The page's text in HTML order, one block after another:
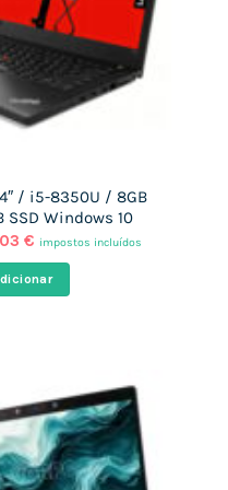
/ i5-8350U / 8GB
SSD Windows 10
€ O
preço
atual
é:
impostos incluídos